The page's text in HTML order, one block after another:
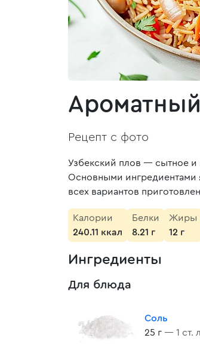
Рецепт с фото
Узбекский плов — сытное
Основными ингредиентами
всех вариантов
Калории
240.11 ккал
Белки
8.21 г
Жиры
12 г
Ингредиенты
Для блюда
Соль
25 г — 1 ст.